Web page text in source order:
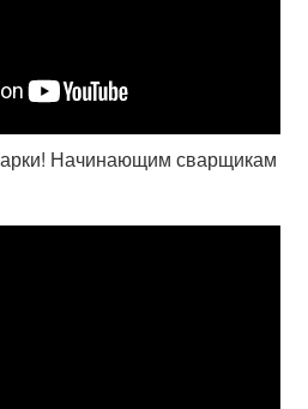
Начинающим сварщикам